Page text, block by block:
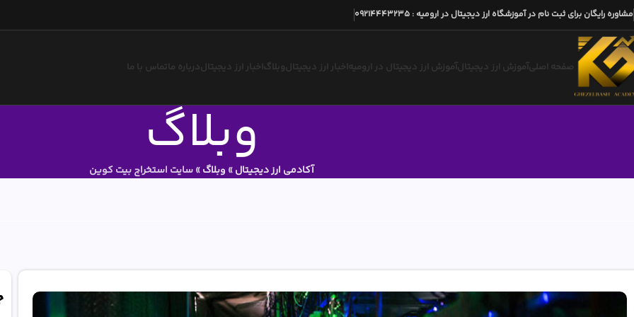
مشاوره رایگان برای ثبت نام در آموزشگاه ارز دیجیتال در ارومیه :
09214443235
صفحه اصلیآموزش ارز دیجیتالآموزش ارز دیجیتال در ارومیه اخبار ارز دیجیتالوبلاگ اخبار ارز دیجیتالدرباره ماتماس با ما
وبلاگآکادمی ارز دیجیتال» وبلاگ»سایت استخراج بیت کوین